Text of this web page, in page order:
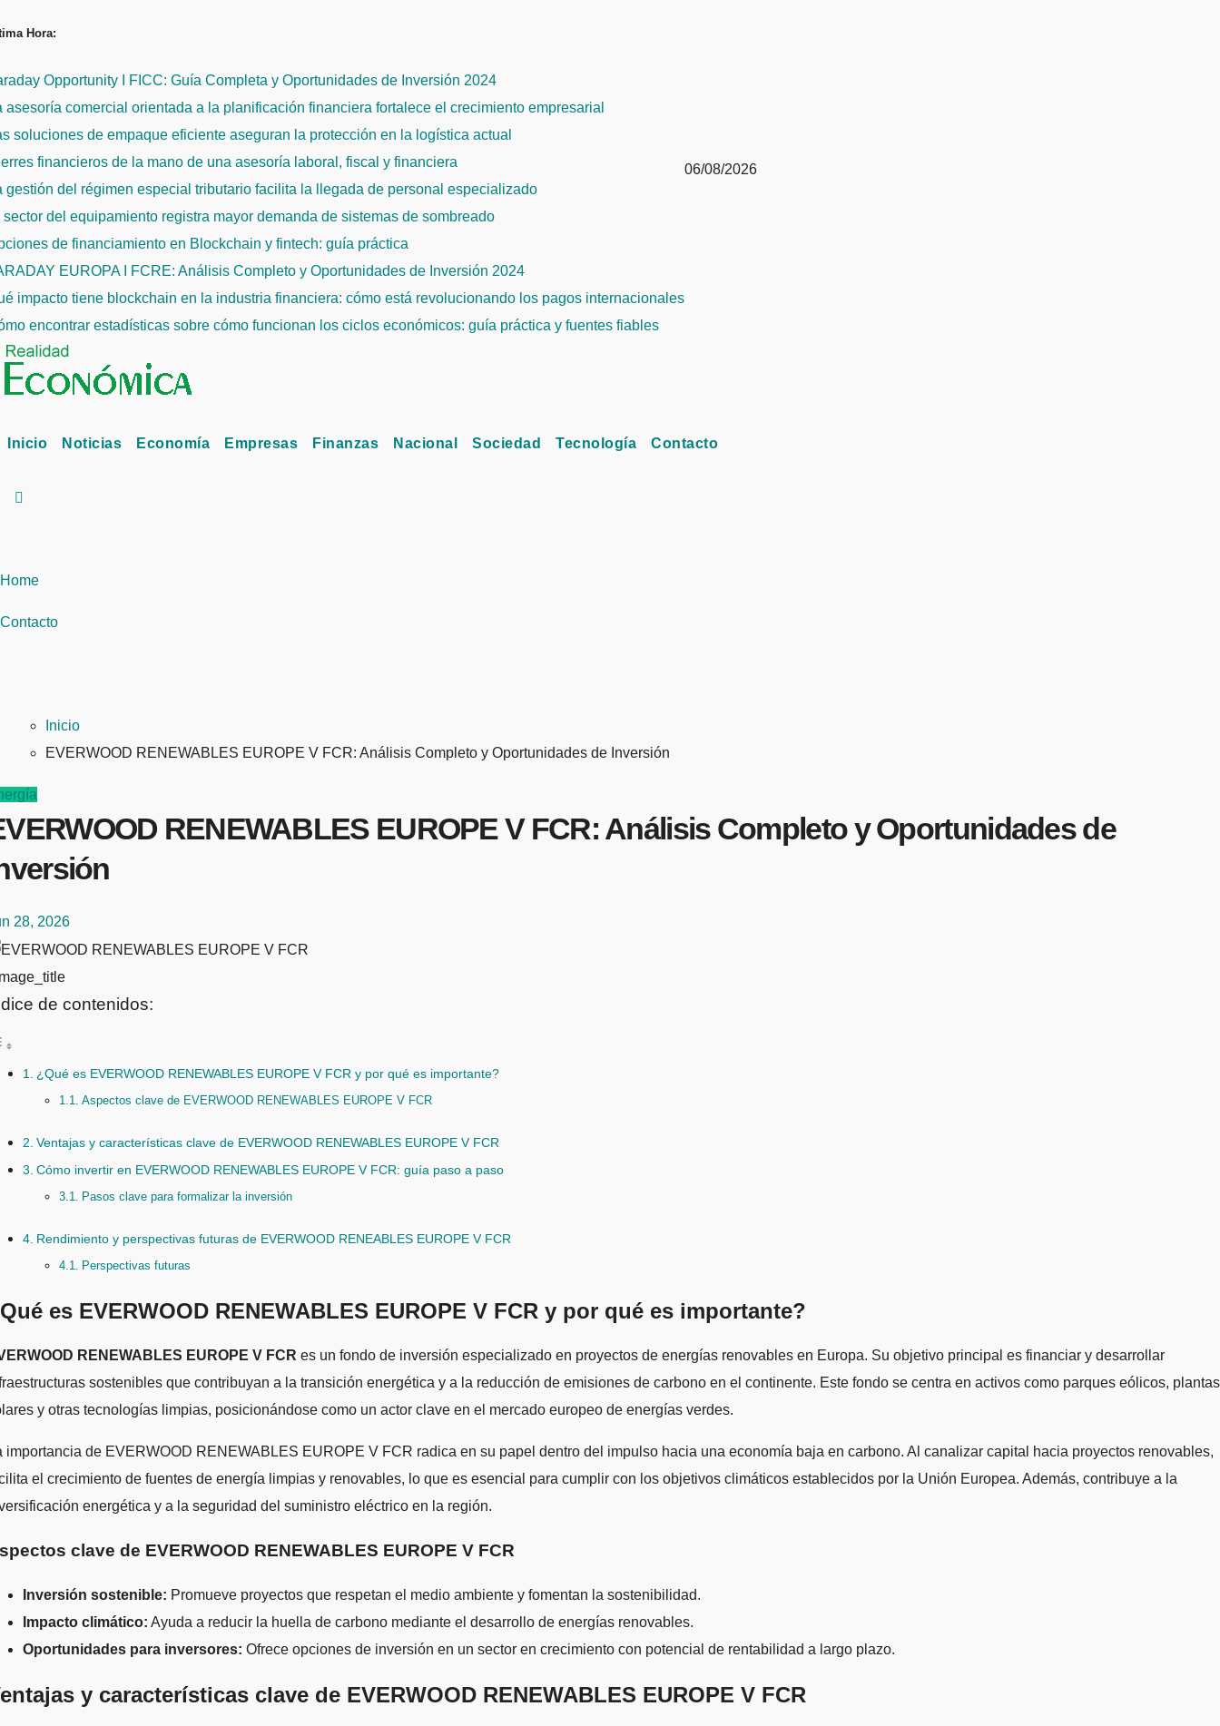
al
Hora:
Opportunity I FICC: Guía Completa y Oportunidades de Inversión 2024
asesoría comercial orientada a la planificación financiera fortalece el crecimiento empresarial
soluciones de empaque eficiente aseguran la protección en la logística actual
financieros de la mano de una asesoría laboral, fiscal y financiera
gestión del régimen especial tributario facilita la llegada de personal especializado
sector del equipamiento registra mayor demanda de sistemas de sombreado
de financiamiento en Blockchain y fintech: guía práctica
EUROPA I FCRE: Análisis Completo y Oportunidades de Inversión 2024
impacto tiene blockchain en la industria financiera: cómo está revolucionando los pagos internacionales
encontrar estadísticas sobre cómo funcionan los ciclos económicos: guía práctica y fuentes fiables
06/08/2026
Inicio Noticias Economía Empresas Finanzas Nacional Sociedad Tecnología Contacto
Home
Contacto
Inicio
EVERWOOD RENEWABLES EUROPE V FCR: Análisis Completo y Oportunidades de Inversión
RENEWABLES EUROPE V FCR: Análisis Completo y Oportunidades de
28, 2026
de contenidos:
¿Qué es EVERWOOD RENEWABLES EUROPE V FCR y por qué es importante?
Aspectos clave de EVERWOOD RENEWABLES EUROPE V FCR
Ventajas y características clave de EVERWOOD RENEWABLES EUROPE V FCR
Cómo invertir en EVERWOOD RENEWABLES EUROPE V FCR: guía paso a paso
Pasos clave para formalizar la inversión
Rendimiento y perspectivas futuras de EVERWOOD RENEABLES EUROPE V FCR
Perspectivas futuras
es EVERWOOD RENEWABLES EUROPE V FCR y por qué es importante?
RENEWABLES EUROPE V FCR es un fondo de inversión especializado en proyectos de energías renovables en Europa. Su objetivo principal es financiar y desarrollar
sostenibles que contribuyan a la transición energética y a la reducción de emisiones de carbono en el continente. Este fondo se centra en activos como parques eólicos, plantas
y otras tecnologías limpias, posicionándose como un actor clave en el mercado europeo de energías verdes.
importancia de EVERWOOD RENEWABLES EUROPE V FCR radica en su papel dentro del impulso hacia una economía baja en carbono. Al canalizar capital hacia proyectos renovables,
el crecimiento de fuentes de energía limpias y renovables, lo que es esencial para cumplir con los objetivos climáticos establecidos por la Unión Europea. Además, contribuye a la
energética y a la seguridad del suministro eléctrico en la región.
clave de EVERWOOD RENEWABLES EUROPE V FCR
Inversión sostenible: Promueve proyectos que respetan el medio ambiente y fomentan la sostenibilidad.
Impacto climático: Ayuda a reducir la huella de carbono mediante el desarrollo de energías renovables.
Oportunidades para inversores: Ofrece opciones de inversión en un sector en crecimiento con potencial de rentabilidad a largo plazo.
y características clave de EVERWOOD RENEWABLES EUROPE V FCR